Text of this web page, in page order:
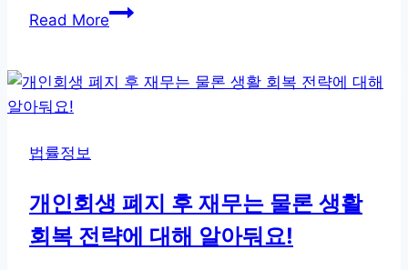
Read More형
건
대
로
법률정보
개인회생 폐지 후 재무는 물론 생활
회복 전략에 대해 알아둬요!